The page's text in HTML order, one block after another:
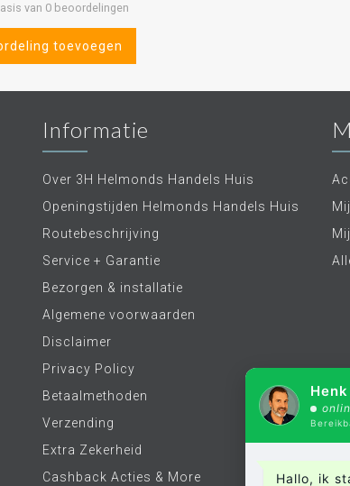
van 0 beoordelingen
toevoegen
Informatie
Over 3H Helmonds Handels Huis
Openingstijden Helmonds Handels Huis
Routebeschrijving
Service + Garantie
Bezorgen & installatie
Algemene voorwaarden
Disclaimer
Privacy Policy
Betaalmethoden
Verzending
Extra Zekerheid
Cashback Acties & More
Hallo, ik